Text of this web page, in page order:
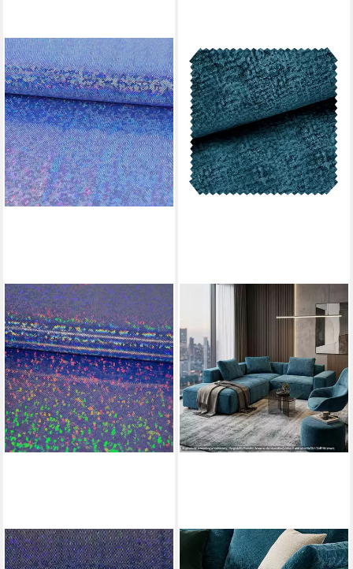
SCHÖNER LEBEN.
Stoff Jerseystoff Meterware
NOVELY®
Stoff VENEZIA Abverkauf,